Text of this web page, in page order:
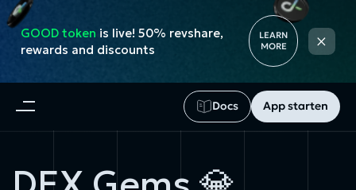
Docs App starten
GOOD token is live! 50% revshare,
rewards and discounts
LEARN
MORE
×